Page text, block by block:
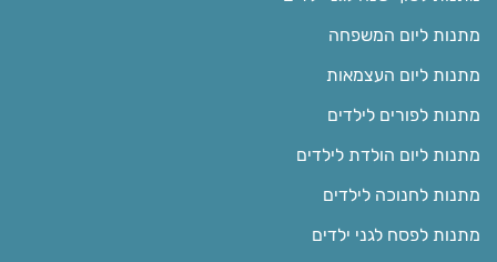
מתנות ליום המשפחה
מתנות ליום העצמאות
מתנות לפורים לילדים
מתנות ליום הולדת לילדים
מתנות לחנוכה לילדים
מתנות לפסח לגני ילדים